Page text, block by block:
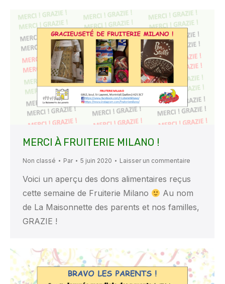
MERCI À FRUITERIE MILANO !
Non classé Par 5 juin 2020 Laisser un commentaire
Voici un aperçu des dons alimentaires reçus
cette semaine de Fruiterie Milano
Au nom
de La Maisonnette des parents et nos familles,
GRAZIE !